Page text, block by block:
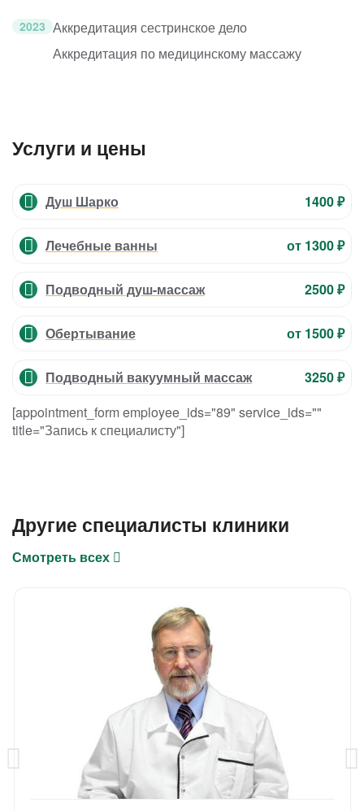
2023 Аккредитация сестринское дело
Аккредитация по медицинскому массажу
Услуги и цены
Душ Шарко 1400 ₽
Лечебные ванны от 1300 ₽
Подводный душ-массаж 2500 ₽
Обертывание от 1500 ₽
Подводный вакуумный массаж
3250 ₽
[appointment_form employee_ids="89" service_ids=""
title="Запись к специалисту"]
Другие специалисты клиники
Смотреть всех